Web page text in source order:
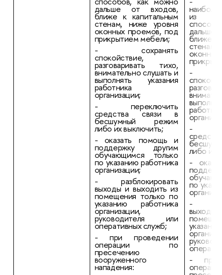
дальше от входов,
ближе к капитальным
стенам, ниже уровня
оконных проемов, под
прикрытием мебели;
- сохранять
спокойствие,
разговаривать тихо,
внимательно слушать и
выполнять указания
работника
организации;
- переключить
средства связи в
бесшумный режим
либо их выключить;
- оказать помощь и
поддержку другим
обучающимся только
по указанию работника
организации;
- разблокировать
выходы и выходить из
помещения только по
указанию работника
организации,
руководителя или
оперативных служб;
- при проведении
операции по
пресечению
вооруженного
нападения:
из
ближе к
-
-
либо их
-
по
-
выходы
- при